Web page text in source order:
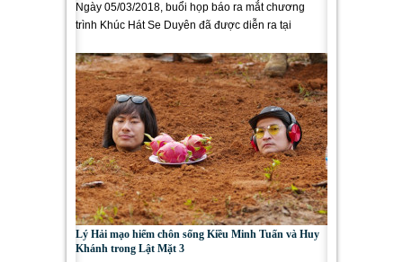
Ngày 05/03/2018, buổi họp báo ra mắt chương
trình Khúc Hát Se Duyên đã được diễn ra tại
Lý Hải mạo hiểm chôn sống Kiều Minh Tuấn và Huy
Khánh trong Lật Mặt 3